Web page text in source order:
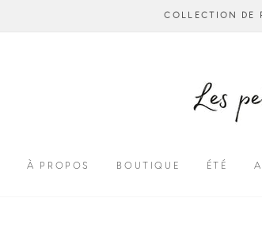
COLLECTION DE
À PROPOS BOUTIQUE ÉTÉ